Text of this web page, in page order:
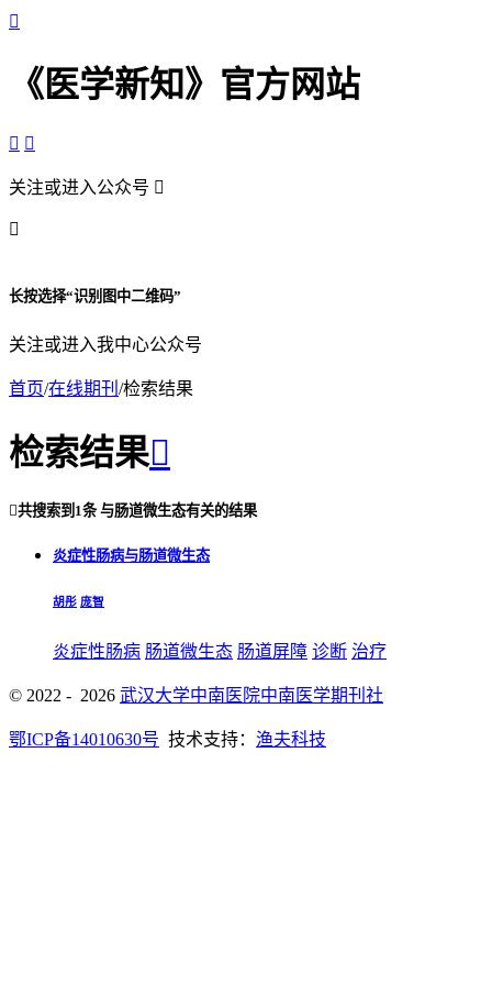

《医学新知》官方网站
 
关注或进入公众号 

长按选择“识别图中二维码”
关注或进入我中心公众号
首页/在线期刊 /检索结果
检索结果
共搜索到 1条与肠道微生态有关的结果
炎症性肠病与肠道微生态
胡彤 庞智
炎症性肠病 肠道微生态 肠道屏障 诊断 治疗
© 2022 - 2026 武汉大学中南医院中南医学期刊社
鄂ICP备14010630号 技术支持： 渔夫科技